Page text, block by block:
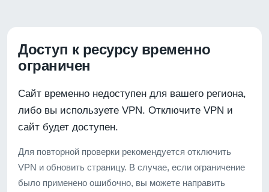
Доступ к ресурсу временно
ограничен
Сайт временно недоступен для вашего региона,
либо вы используете VPN. Отключите VPN и
сайт будет доступен.
Для повторной проверки рекомендуется отключить
VPN и обновить страницу. В случае, если ограничение
было применено ошибочно, вы можете направить